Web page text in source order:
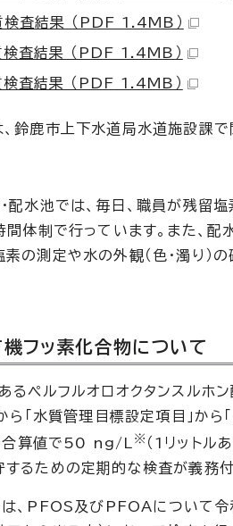
査結果 （PDF 1.4MB）
査結果 （PDF 1.4MB）
査結果 （PDF 1.4MB）
鈴鹿市上下水道局水道施設課で
配水池では、毎日、職員が残留
体制で行っています。また、
の測定や水の外観（色・濁り）の
フッ素化合物について
るペルフルオロオクタンスルホ
ら「水質管理目標設定項目」か
合算値で50 ng/L
※ （1リットル
るための定期的な検査が義務付
、PFOS及びPFOAについて令